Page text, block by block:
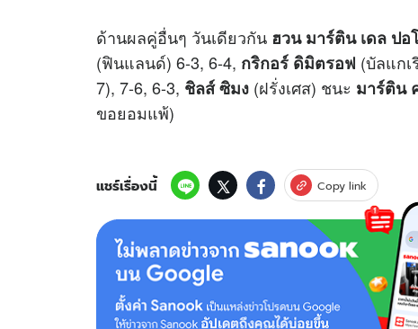
ด้านผลคู่อื่นๆ วันเดียวกัน ฮวน มาร์ติน เดล ปอ
(ฟินแลนด์) 6-3, 6-4, กริกอร์ ดิมิตรอฟ (บัลแก
7), 7-6, 6-3, ชิลส์ ซิมง (ฝรั่งเศส) ชนะ มาร์ติน
ขอยอมแพ้)
แชร์เรื่องนี้ Copy link